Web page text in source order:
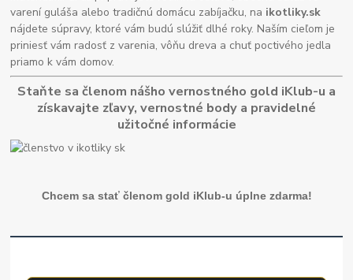
varení guláša alebo tradičnú domácu zabíjačku, na ikotliky.sk
nájdete súpravy, ktoré vám budú slúžiť dlhé roky. Naším cieľom je
priniesť vám radosť z varenia, vôňu dreva a chuť poctivého jedla
priamo k vám domov.
Staňte sa členom nášho vernostného gold iKlub-u a
získavajte zľavy, vernostné body a pravidelné
užitočné informácie
Chcem sa stať členom gold iKlub-u úplne zdarma!